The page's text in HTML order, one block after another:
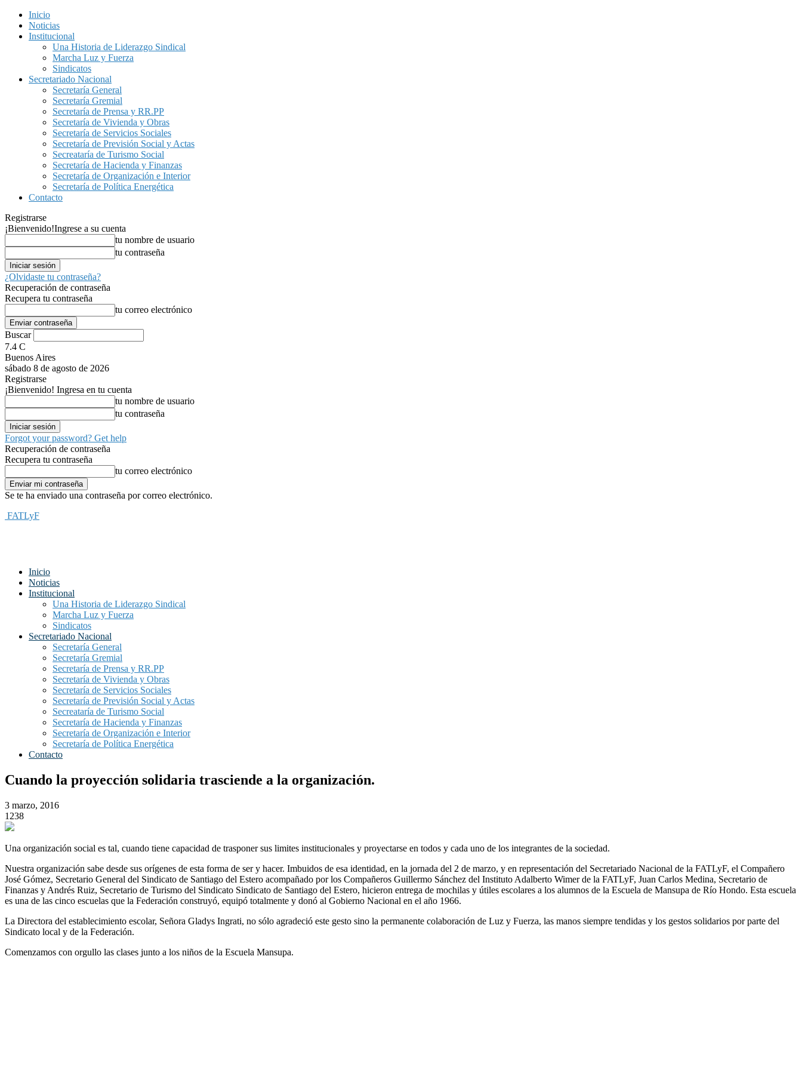
Inicio
Noticias
Institucional
Una Historia de Liderazgo Sindical
Marcha Luz y Fuerza
Sindicatos
Secretariado Nacional
Secretaría General
Secretaría Gremial
Secretaría de Prensa y RR.PP
Secretaría de Vivienda y Obras
Secretaría de Servicios Sociales
Secretaría de Previsión Social y Actas
Secreataría de Turismo Social
Secretaría de Hacienda y Finanzas
Secretaría de Organización e Interior
Secretaría de Política Energética
Contacto
Registrarse
¡Bienvenido!Ingrese a su cuenta
tu nombre de usuario
tu contraseña
¿Olvidaste tu contraseña?
Recuperación de contraseña
Recupera tu contraseña
tu correo electrónico
Buscar
7.4 C
Buenos Aires
sábado 8 de agosto de 2026
Registrarse
¡Bienvenido! Ingresa en tu cuenta
tu nombre de usuario
tu contraseña
Forgot your password? Get help
Recuperación de contraseña
Recupera tu contraseña
tu correo electrónico
Se te ha enviado una contraseña por correo electrónico.
FATLyF
Inicio
Noticias
Institucional
Una Historia de Liderazgo Sindical
Marcha Luz y Fuerza
Sindicatos
Secretariado Nacional
Secretaría General
Secretaría Gremial
Secretaría de Prensa y RR.PP
Secretaría de Vivienda y Obras
Secretaría de Servicios Sociales
Secretaría de Previsión Social y Actas
Secreataría de Turismo Social
Secretaría de Hacienda y Finanzas
Secretaría de Organización e Interior
Secretaría de Política Energética
Contacto
Cuando la proyección solidaria trasciende a la organización.
3 marzo, 2016
1238
Una organización social es tal, cuando tiene capacidad de trasponer sus limites institucionales y proyectarse en todos y cada uno de los integrantes de la sociedad.
Nuestra organización sabe desde sus orígenes de esta forma de ser y hacer. Imbuidos de esa identidad, en la jornada del 2 de marzo, y en representación del Secretariado Nacional de la FATLyF, el Compañero
José Gómez, Secretario General del Sindicato de Santiago del Estero acompañado por los Compañeros Guillermo Sánchez del Instituto Adalberto Wimer de la FATLyF, Juan Carlos Medina, Secretario de
Finanzas y Andrés Ruiz, Secretario de Turismo del Sindicato Sindicato de Santiago del Estero, hicieron entrega de mochilas y útiles escolares a los alumnos de la Escuela de Mansupa de Río Hondo. Esta escuela
es una de las cinco escuelas que la Federación construyó, equipó totalmente y donó al Gobierno Nacional en el año 1966.
La Directora del establecimiento escolar, Señora Gladys Ingrati, no sólo agradeció este gesto sino la permanente colaboración de Luz y Fuerza, las manos siempre tendidas y los gestos solidarios por parte del
Sindicato local y de la Federación.
Comenzamos con orgullo las clases junto a los niños de la Escuela Mansupa.